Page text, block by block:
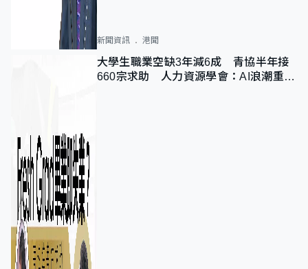
新聞資訊 港聞
大學生職業空缺3年減6成 青協半年接
660宗求助 人力資源學會：AI浪潮重整